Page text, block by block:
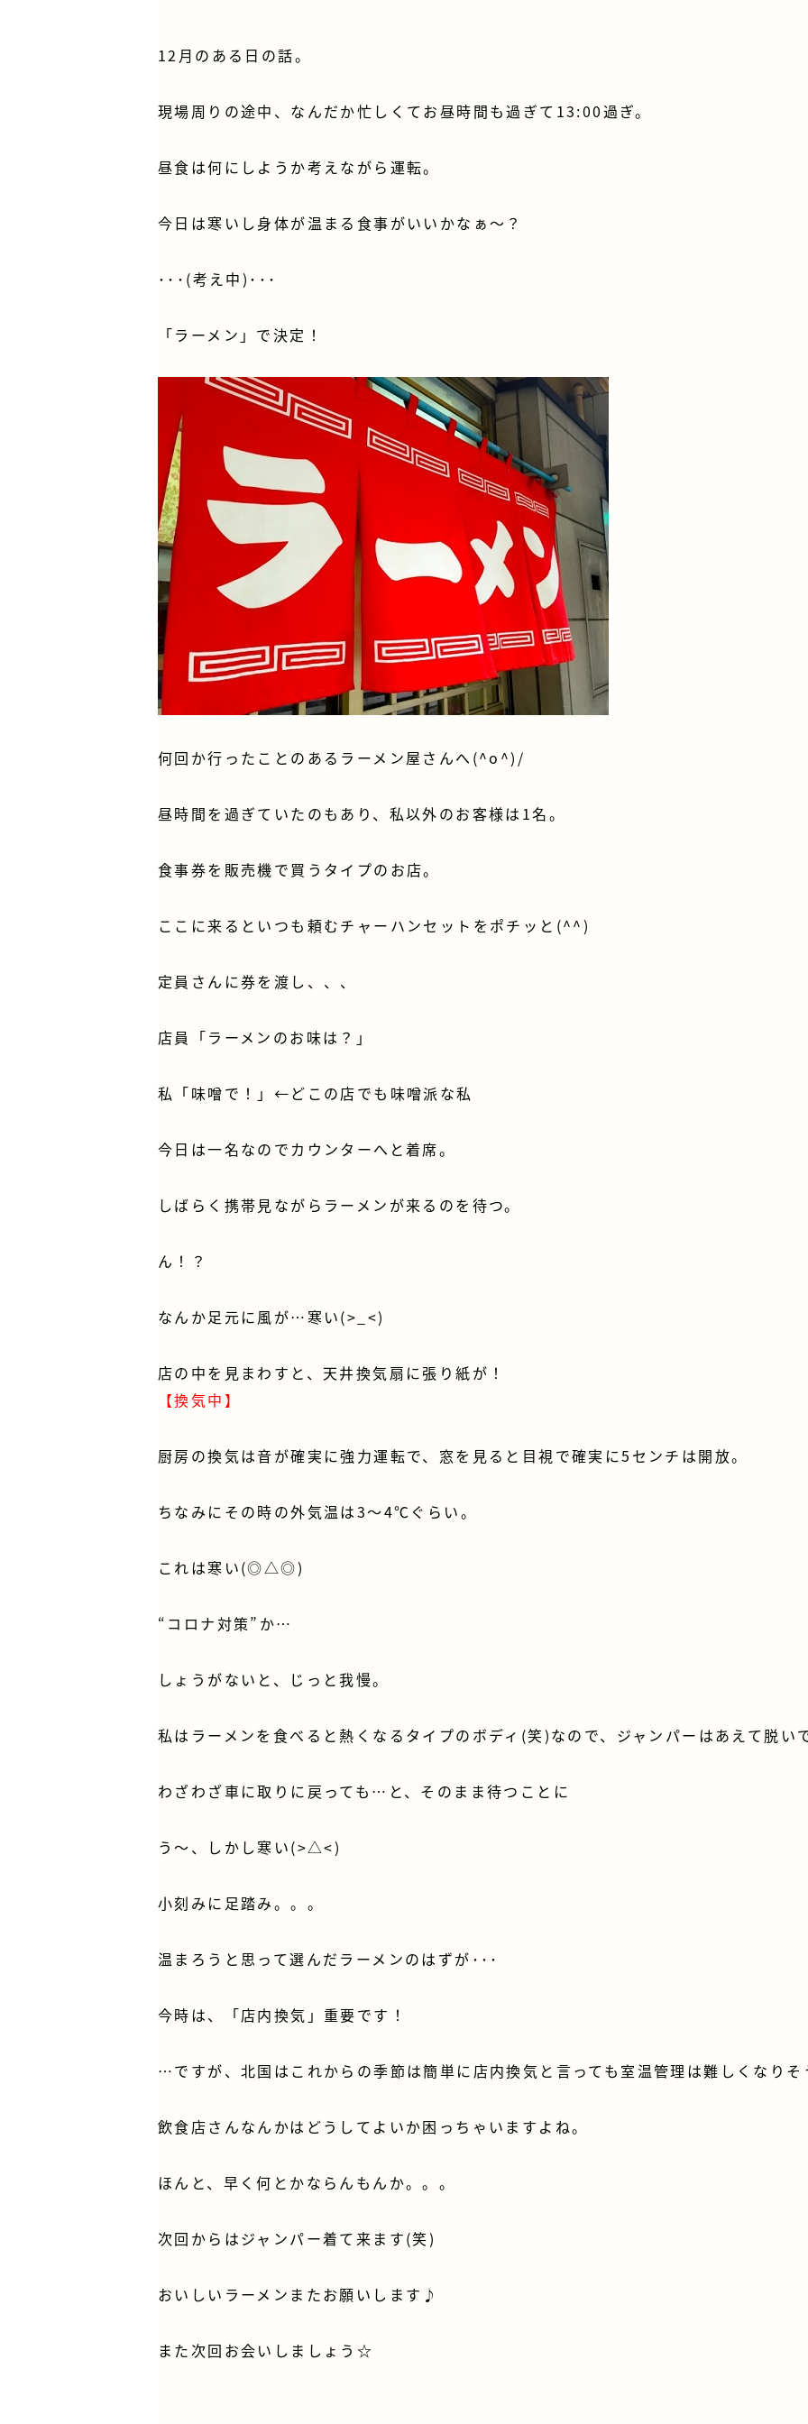
12月のある日の話。
現場周りの途中、なんだか忙しくてお昼時間も過ぎて13:00過ぎ。
昼食は何にしようか考えながら運転。
今日は寒いし身体が温まる食事がいいかなぁ～？
･･･(考え中)･･･
「ラーメン」で決定！
何回か行ったことのあるラーメン屋さんへ(^o^)/
昼時間を過ぎていたのもあり、私以外のお客様は1名。
食事券を販売機で買うタイプのお店。
ここに来るといつも頼むチャーハンセットをポチッと(^^)
定員さんに券を渡し、、、
店員「ラーメンのお味は？」
私「味噌で！」←どこの店でも味噌派な私
今日は一名なのでカウンターへと着席。
しばらく携帯見ながらラーメンが来るのを待つ。
ん！？
なんか足元に風が…寒い(>_<)
店の中を見まわすと、天井換気扇に張り紙が！
【換気中】
厨房の換気は音が確実に強力運転で、窓を見ると目視で確実に5センチは開放。
ちなみにその時の外気温は3～4℃ぐらい。
これは寒い(◎△◎)
“コロナ対策”か…
しょうがないと、じっと我慢。
私はラーメンを食べると熱くなるタイプのボディ(笑)なので、ジャンパーはあえて脱い
わざわざ車に取りに戻っても…と、そのまま待つことに
う～、しかし寒い(>△<)
小刻みに足踏み。。。
温まろうと思って選んだラーメンのはずが･･･
今時は、「店内換気」重要です！
…ですが、北国はこれからの季節は簡単に店内換気と言っても室温管理は難しくなり
飲食店さんなんかはどうしてよいか困っちゃいますよね。
ほんと、早く何とかならんもんか。。。
次回からはジャンパー着て来ます(笑)
おいしいラーメンまたお願いします♪
また次回お会いしましょう☆